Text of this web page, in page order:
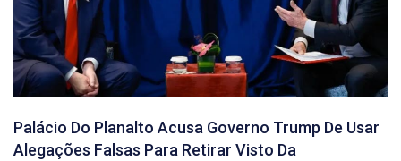
Palácio Do Planalto Acusa Governo Trump De Usar
Alegações Falsas Para Retirar Visto Da